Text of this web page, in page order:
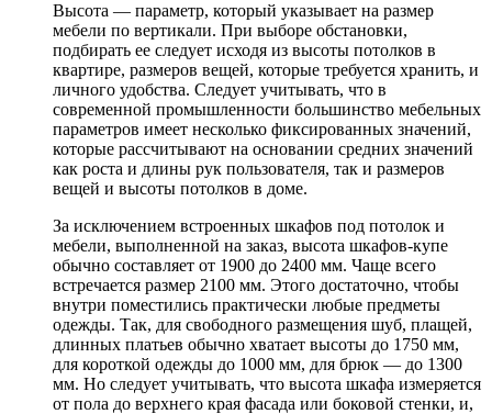
Высота — параметр, который указывает на размер
мебели по вертикали. При выборе обстановки,
подбирать ее следует исходя из высоты потолков в
квартире, размеров вещей, которые требуется хранить, и
личного удобства. Следует учитывать, что в
современной промышленности большинство мебельных
параметров имеет несколько фиксированных значений,
которые рассчитывают на основании средних значений
как роста и длины рук пользователя, так и размеров
вещей и высоты потолков в доме.
За исключением встроенных шкафов под потолок и
мебели, выполненной на заказ, высота шкафов-купе
обычно составляет от 1900 до 2400 мм. Чаще всего
встречается размер 2100 мм. Этого достаточно, чтобы
внутри поместились практически любые предметы
одежды. Так, для свободного размещения шуб, плащей,
длинных платьев обычно хватает высоты до 1750 мм,
для короткой одежды до 1000 мм, для брюк — до 1300
мм. Но следует учитывать, что высота шкафа измеряется
от пола до верхнего края фасада или боковой стенки, и,